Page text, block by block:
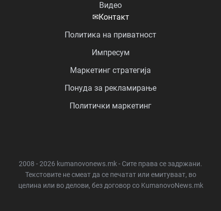
Видео
✉Контакт
Политика на приватност
Импресум
Маркетинг стратегија
Понуда за рекламирање
Политички маркетинг
2008 - 2026 kumanovonews.mk - Сите права се задржани.
Текстовите не смеат да се печатат или емитуваат, во
целина или во делови, без договор со KumanovoNews.mk